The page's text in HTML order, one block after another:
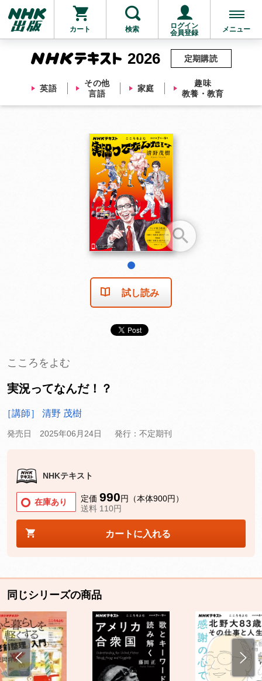
カート 検索
ログイン
会員登録
メニュー
2026
英語
その他
言語
家庭
趣味
教養・教育
定期購読
他にも商品を買う
試し読み
こころをよむ
実況ってなんだ！？
［講師］ 清野 茂樹
発売日 2025年06月24日 発行：不定期刊
NHKテキスト
在庫あり 定価 990円（本体900円）
送料 110円
カートに入れる
同じシリーズの商品